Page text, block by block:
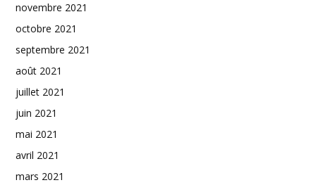
novembre 2021
octobre 2021
septembre 2021
août 2021
juillet 2021
juin 2021
mai 2021
avril 2021
mars 2021